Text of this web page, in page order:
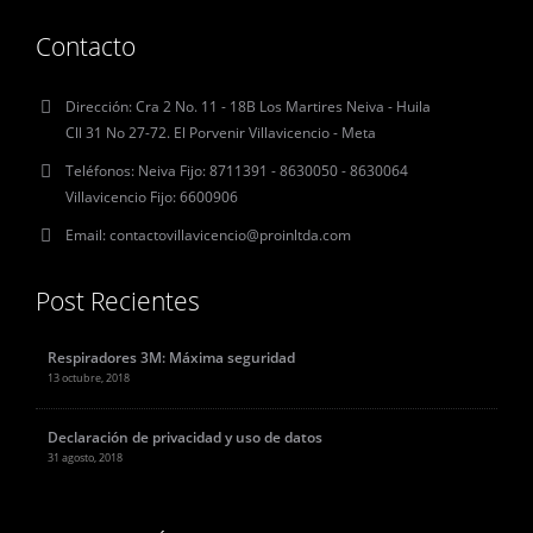
Contacto
Dirección:Cra 2 No. 11 - 18B Los Martires Neiva - Huila
Cll 31 No 27-72. El Porvenir Villavicencio - Meta
Teléfonos: Neiva Fijo: 8711391 - 8630050 - 8630064
Villavicencio Fijo: 6600906
Email:contactovillavicencio@proinltda.com
Post Recientes
Respiradores 3M: Máxima seguridad
13 octubre, 2018
Declaración de privacidad y uso de datos
31 agosto, 2018